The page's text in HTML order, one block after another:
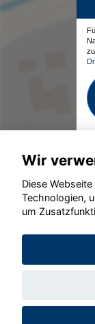
©
Wir
Diese
Technologien,
um